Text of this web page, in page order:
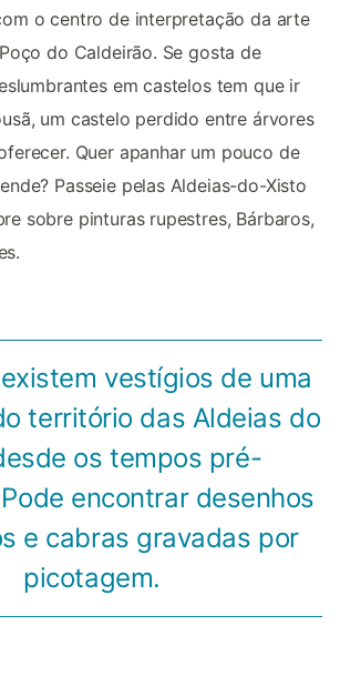
o centro de interpretação da arte
do Caldeirão. Se gosta de
em castelos tem que ir
um castelo perdido entre árvores
Quer apanhar um pouco de
Passeie pelas Aldeias-do-Xisto
sobre pinturas rupestres, Bárbaros,
vestígios de uma
território das Aldeias do
os tempos pré-
encontrar desenhos
e cabras gravadas por
picotagem.